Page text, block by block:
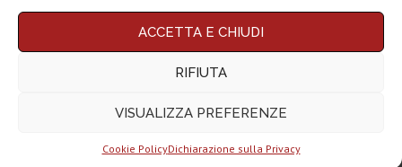
ACCETTA E CHIUDI
RIFIUTA
VISUALIZZA PREFERENZE
Cookie PolicyDichiarazione sulla Privacy
Chi siamo Contatti Disclaimer Privacy policy
Questo blog non rappresenta una testata giornalistica in quanto viene aggiornato
Affiliazione Amazon EU, un programma che eroga ai siti una commissione
Tech4Dummies riceve un guadagno dagli acquisti idonei.
per intenditori...
NexPhone è il
smartphone con...